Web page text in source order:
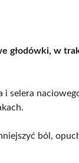
głodówki, w
i selera
ból,